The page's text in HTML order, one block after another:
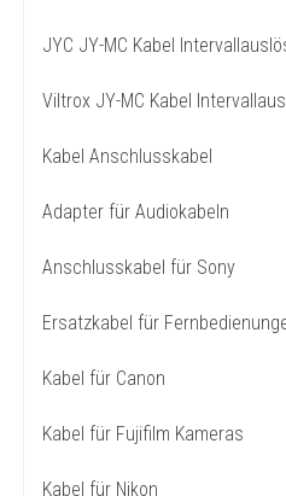
JYC JY-MC Kabel
Viltrox JY-MC Kabel
Kabel Anschlusskabel
Adapter für Audiokabeln
Anschlusskabel für Sony
Ersatzkabel für
Kabel für Canon
Kabel für Fujifilm Kameras
Kabel für Nikon